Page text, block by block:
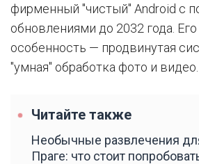
фирменный "чистый" Android с
обновлениями до 2032 года.
особенность — продвинутая
"умная" обработка фото и видео.
Читайте также
Необычные развлечения
Праге: что стоит